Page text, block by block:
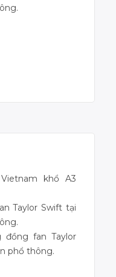
khổ A3
Taylor Swift tại
fan Taylor
phổ thông.